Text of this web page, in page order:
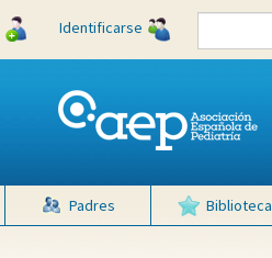
Identificarse
Padres Biblioteca